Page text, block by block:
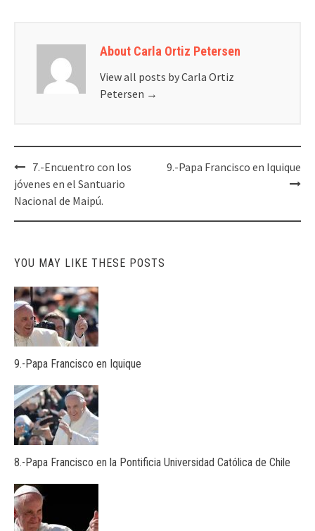
About Carla Ortiz Petersen
View all posts by Carla Ortiz
Petersen →
Post
navigation
7.-Encuentro con los
jóvenes en el Santuario
Nacional de Maipú.
9.-Papa Francisco en Iquique
YOU MAY LIKE THESE POSTS
9.-Papa Francisco en Iquique
8.-Papa Francisco en la Pontificia Universidad Católica de Chile